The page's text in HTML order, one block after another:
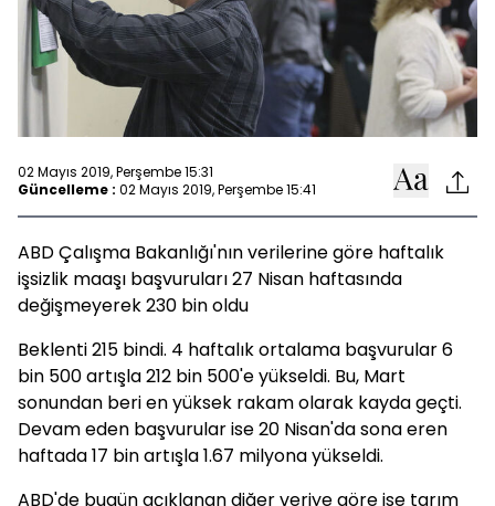
02 Mayıs 2019, Perşembe 15:31
Güncelleme : 02 Mayıs 2019, Perşembe 15:41
ABD Çalışma Bakanlığı'nın verilerine göre haftalık
işsizlik maaşı başvuruları 27 Nisan haftasında
değişmeyerek 230 bin oldu
Beklenti 215 bindi. 4 haftalık ortalama başvurular 6
bin 500 artışla 212 bin 500'e yükseldi. Bu, Mart
sonundan beri en yüksek rakam olarak kayda geçti.
Devam eden başvurular ise 20 Nisan'da sona eren
haftada 17 bin artışla 1.67 milyona yükseldi.
ABD'de bugün açıklanan diğer veriye göre ise tarım